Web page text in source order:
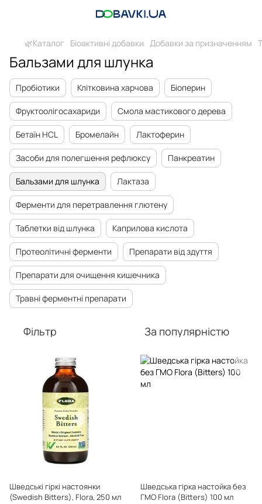
🌿Каталог Біоактивні добавки Добавки за призначенням
Бальзами для шлунка
Пробіотики Клітковина харчова Біоперин
Фруктоолігосахариди Смола мастикового дерева
Бетаїн HCL Бромелайн Лактоферин
Засоби для полегшення рефлюксу Панкреатин
Бальзами для шлунка Лактаза
Ферменти для перетравлення глютену
Таблетки від шлунка Каприлова кислота
Протеолітичні ферменти Препарати від здуття
Препарати для очищення кишечника
Травні ферментні препарати
Фільтр За популярністю
Шведські гіркі настоянки
(Swedish Bitters), Flora, 250 мл
Шведська гірка настойка без
ГМО Flora (Bitters) 100 мл